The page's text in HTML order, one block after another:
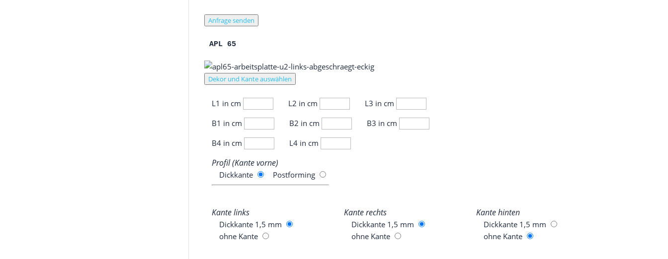
Anfrage senden
APL 65
Dekor und Kante auswählen
L1 in cm L2 in cm
L3 in cm
B1 in cm
B2 in cm
B3 in cm
B4 in cm
L4 in cm
Pro­fil (Kan­te vorne)
Dick­kan­te Post­forming
Kan­te links
Dick­kan­te 1,5 mm
ohne Kan­te
Kan­te rechts
Dick­kan­te 1,5 mm
ohne Kan­te
Kan­te hinten
Dick­kan­te 1,5 mm
ohne Kan­te